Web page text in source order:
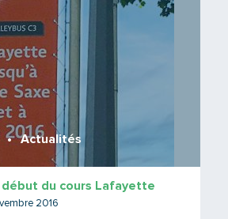
Actualités
début du cours Lafayette
2016